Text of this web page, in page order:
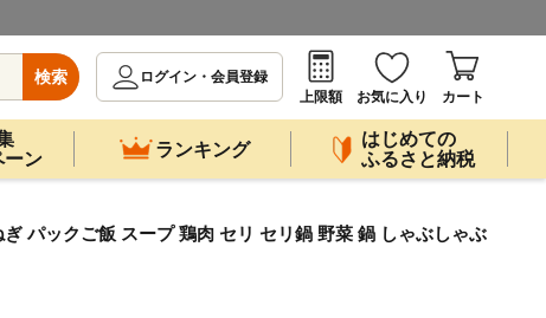
検索
ログイン・会員登録
上限額
お気に入り カート
ーン
ランキング
はじめての
ふるさと納税
パックご飯 スープ 鶏肉 セリ セリ鍋 野菜 鍋 しゃぶしゃぶ